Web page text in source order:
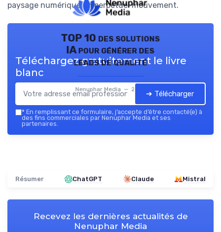
paysage numérique en perpétuel mouvement.
TOP 10 des solutions
IA pour générer des
leads de qualité
Nenuphar Media — 2026
Téléchargez gratuitement le livre
blanc
➔ Télécharger
* En remplissant ce formulaire, j’accepte d’être contacté(e) à
des fins commerciales par Nenuphar Media et ses
partenaires.
Résumer ChatGPT Claude Mistral
Recevez les dernières actualités de
Nenuphar Media